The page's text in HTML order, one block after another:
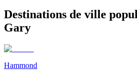
Destinations de ville
Gary
Hammond